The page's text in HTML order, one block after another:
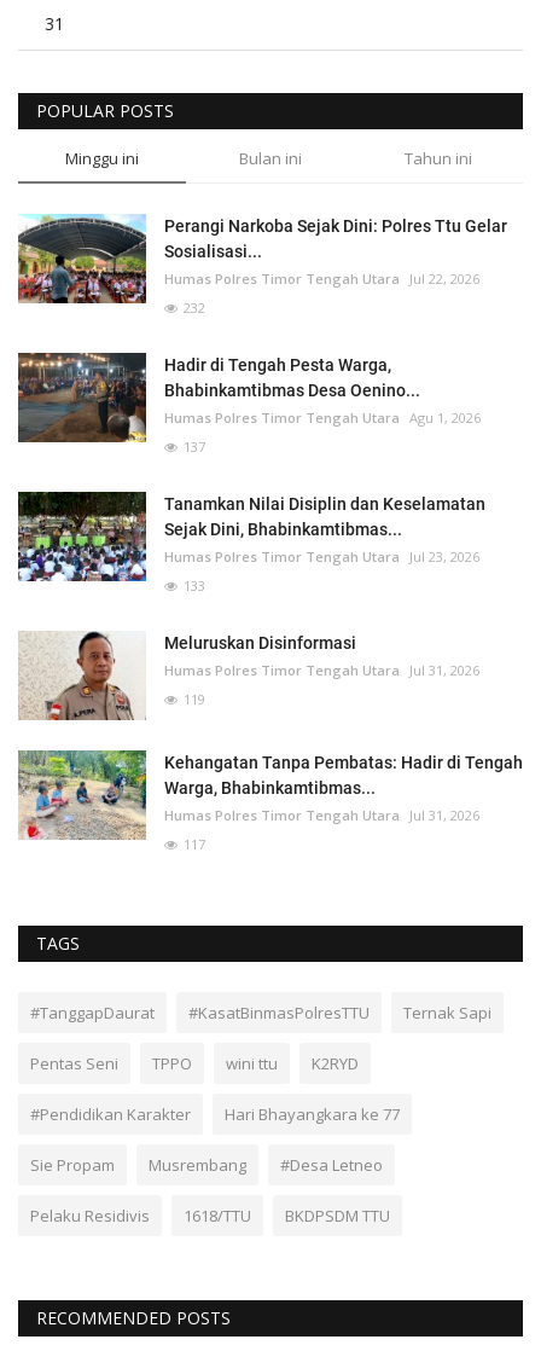
31
POPULAR POSTS
Minggu ini Bulan ini Tahun ini
Perangi Narkoba Sejak Dini: Polres Ttu Gelar
Sosialisasi...
Humas Polres Timor Tengah Utara
Jul 22, 2026
232
Hadir di Tengah Pesta Warga,
Bhabinkamtibmas Desa Oenino...
Humas Polres Timor Tengah Utara Agu 1, 2026
137
Tanamkan Nilai Disiplin dan Keselamatan
Sejak Dini, Bhabinkamtibmas...
Humas Polres Timor Tengah Utara
Jul 23, 2026
133
Meluruskan Disinformasi
Humas Polres Timor Tengah Utara
Jul 31, 2026
119
Kehangatan Tanpa Pembatas: Hadir di Tengah
Warga, Bhabinkamtibmas...
Humas Polres Timor Tengah Utara
Jul 31, 2026
117
TAGS
#TanggapDaurat #KasatBinmasPolresTTU Ternak Sapi
Pentas Seni TPPO wini ttu K2RYD
#Pendidikan Karakter Hari Bhayangkara ke 77
Sie Propam Musrembang #Desa Letneo
Pelaku Residivis 1618/TTU BKDPSDM TTU
RECOMMENDED POSTS